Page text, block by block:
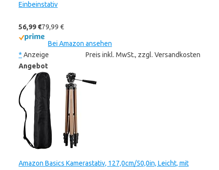
Einbeinstativ
56,99 €79,99 €
Bei Amazon ansehen
* Anzeige
Preis inkl. MwSt., zzgl. Versandkosten
Angebot
Amazon Basics Kamerastativ, 127,0cm/50,0in, Leicht, mit